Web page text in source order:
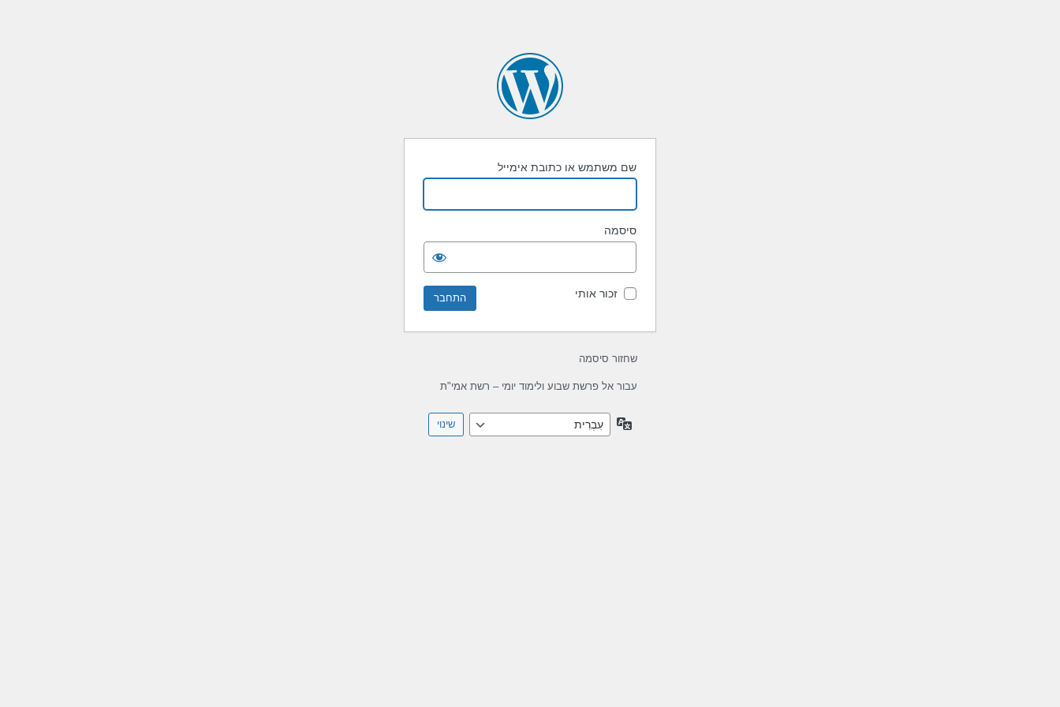
שם משתמש או כתובת אימייל
סיסמה
זכור אותי
שחזור סיסמה
עבור אל פרשת שבוע ולימוד יומי – רשת אמי"ת
שפה